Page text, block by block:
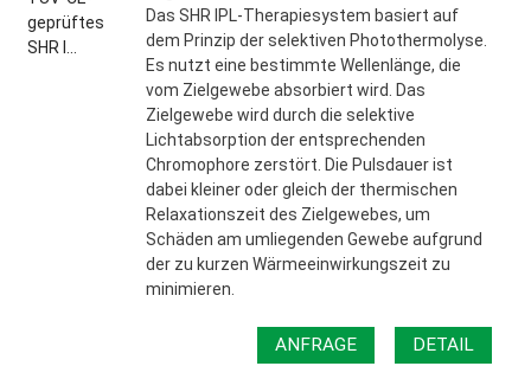
Das SHR IPL-Therapiesystem basiert auf
dem Prinzip der selektiven Photothermolyse.
Es nutzt eine bestimmte Wellenlänge, die
vom Zielgewebe absorbiert wird. Das
Zielgewebe wird durch die selektive
Lichtabsorption der entsprechenden
Chromophore zerstört. Die Pulsdauer ist
dabei kleiner oder gleich der thermischen
Relaxationszeit des Zielgewebes, um
Schäden am umliegenden Gewebe aufgrund
der zu kurzen Wärmeeinwirkungszeit zu
minimieren.
ANFRAGE DETAIL